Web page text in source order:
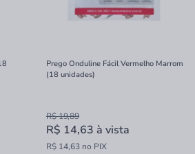
Prego Onduline Fácil Vermelho Marrom
(18 unidades)
R$ 19,89
R$ 14,63 à vista
R$ 14,63 no PIX